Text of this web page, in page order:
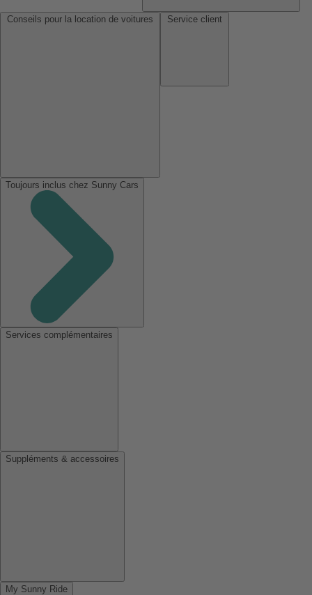
Toujours inclus chez Sunny Cars
Services complémentaires
Suppléments & accessoires
My Sunny Ride